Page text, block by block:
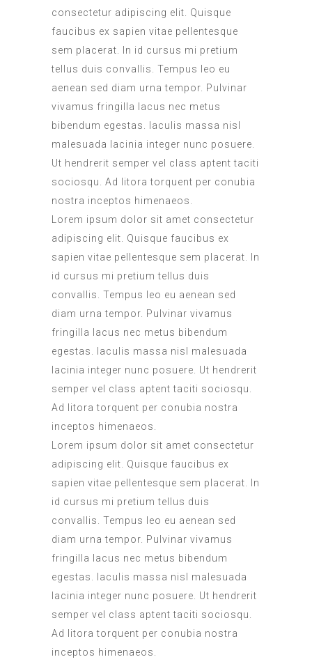
consectetur adipiscing elit. Quisque
faucibus ex sapien vitae pellentesque
sem placerat. In id cursus mi pretium
tellus duis convallis. Tempus leo eu
aenean sed diam urna tempor. Pulvinar
vivamus fringilla lacus nec metus
bibendum egestas. Iaculis massa nisl
malesuada lacinia integer nunc posuere.
Ut hendrerit semper vel class aptent taciti
sociosqu. Ad litora torquent per conubia
nostra inceptos himenaeos.
Lorem ipsum dolor sit amet consectetur
adipiscing elit. Quisque faucibus ex
sapien vitae pellentesque sem placerat. In
id cursus mi pretium tellus duis
convallis. Tempus leo eu aenean sed
diam urna tempor. Pulvinar vivamus
fringilla lacus nec metus bibendum
egestas. Iaculis massa nisl malesuada
lacinia integer nunc posuere. Ut hendrerit
semper vel class aptent taciti sociosqu.
Ad litora torquent per conubia nostra
inceptos himenaeos.
Lorem ipsum dolor sit amet consectetur
adipiscing elit. Quisque faucibus ex
sapien vitae pellentesque sem placerat. In
id cursus mi pretium tellus duis
convallis. Tempus leo eu aenean sed
diam urna tempor. Pulvinar vivamus
fringilla lacus nec metus bibendum
egestas. Iaculis massa nisl malesuada
lacinia integer nunc posuere. Ut hendrerit
semper vel class aptent taciti sociosqu.
Ad litora torquent per conubia nostra
inceptos himenaeos.